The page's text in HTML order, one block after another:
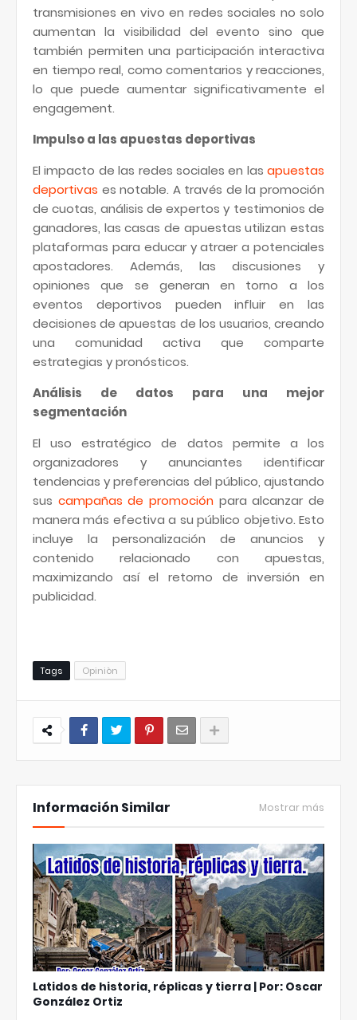
transmisiones en vivo en redes sociales no solo
aumentan la visibilidad del evento sino que
también permiten una participación interactiva
en tiempo real, como comentarios y reacciones,
lo que puede aumentar significativamente el
engagement.
Impulso a las apuestas deportivas
El impacto de las redes sociales en las apuestas
deportivas es notable. A través de la promoción
de cuotas, análisis de expertos y testimonios de
ganadores, las casas de apuestas utilizan estas
plataformas para educar y atraer a potenciales
apostadores. Además, las discusiones y
opiniones que se generan en torno a los
eventos deportivos pueden influir en las
decisiones de apuestas de los usuarios, creando
una comunidad activa que comparte
estrategias y pronósticos.
Análisis de datos para una mejor
segmentación
El uso estratégico de datos permite a los
organizadores y anunciantes identificar
tendencias y preferencias del público, ajustando
sus campañas de promoción para alcanzar de
manera más efectiva a su público objetivo. Esto
incluye la personalización de anuncios y
contenido relacionado con apuestas,
maximizando así el retorno de inversión en
publicidad.
Tags Opiniòn
Información Similar Mostrar más
Latidos de historia, réplicas y tierra | Por: Oscar
González Ortiz